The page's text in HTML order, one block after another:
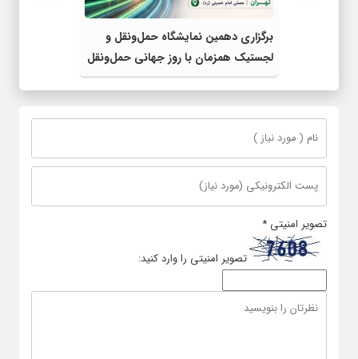
برگزاری دهمین نمایشگاه حمل‌ونقل و
لجستیک همزمان با روز جهانی حمل‌ونقل
پایدار سازمان ملل متحد
تصویر امنیتی *
تصویر امنیتی را وارد کنید: